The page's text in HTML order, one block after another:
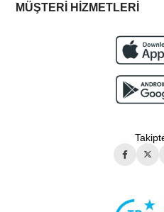
MÜŞTERİ HİZMETLERİ